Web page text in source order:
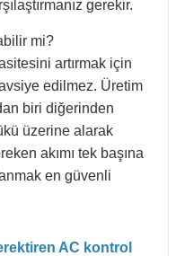
gerekir.
mi?
artırmak için
edilmez. Üretim
biri diğerinden
üzerine alarak
akımı tek başına
en güvenli
AC kontrol